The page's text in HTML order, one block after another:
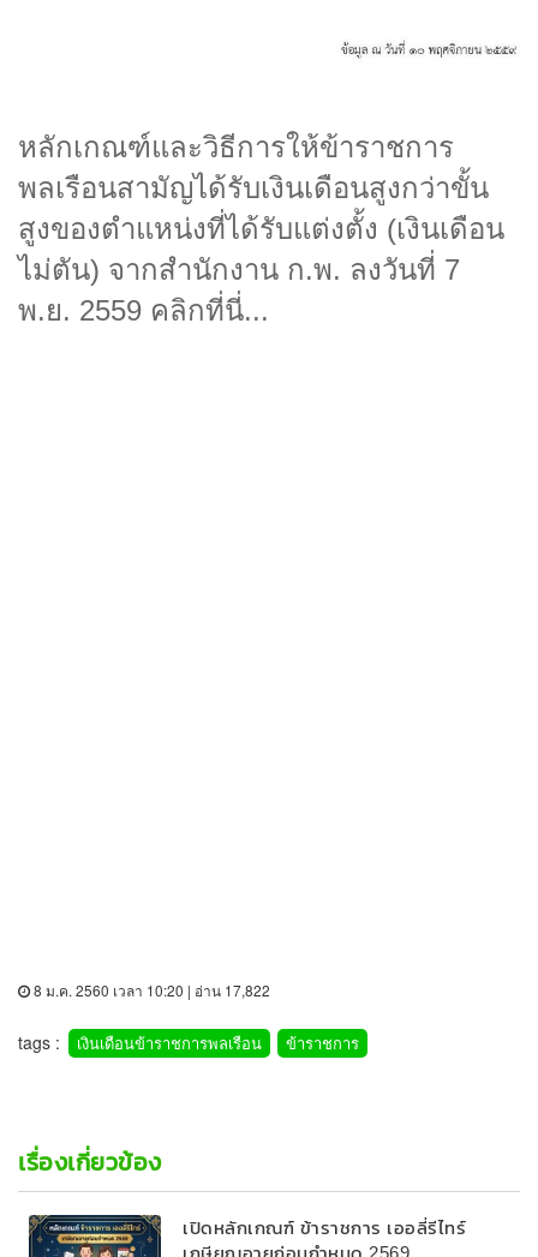
หลักเกณฑ์และวิธีการให้ข้าราชการ
พลเรือนสามัญได้รับเงินเดือนสูงกว่าขั้น
สูงของตำแหน่งที่ได้รับแต่งตั้ง (เงินเดือน
ไม่ตัน) จากสำนักงาน ก.พ. ลงวันที่ 7
พ.ย. 2559 คลิกที่นี่...
8 ม.ค. 2560 เวลา 10:20 | อ่าน 17,822
tags : เงินเดือนข้าราชการพลเรือน ข้าราชการ
เรื่องเกี่ยวข้อง
เปิดหลักเกณฑ์ ข้าราชการ เออลี่รีไทร์